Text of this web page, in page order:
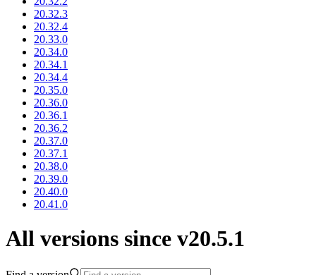
20.32.3
20.32.4
20.33.0
20.34.0
20.34.1
20.34.4
20.35.0
20.36.0
20.36.1
20.36.2
20.37.0
20.37.1
20.38.0
20.39.0
20.40.0
20.41.0
All versions since v20.5.1